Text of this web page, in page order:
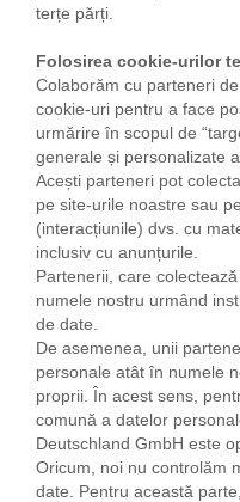
terțe părți.
Folosirea cookie-urilor
Colaborăm cu parteneri
cookie-uri pentru a face
urmărire în scopul de
generale și personalizate
Acești parteneri pot
pe site-urile noastre sau
(interacțiunile) dvs. cu
inclusiv cu anunțurile.
Partenerii, care
numele nostru urmând
de date.
De asemenea, unii
personale atât în numele
proprii. În acest sens,
comună a datelor
Deutschland GmbH este
Oricum, noi nu controlăm
date. Pentru această